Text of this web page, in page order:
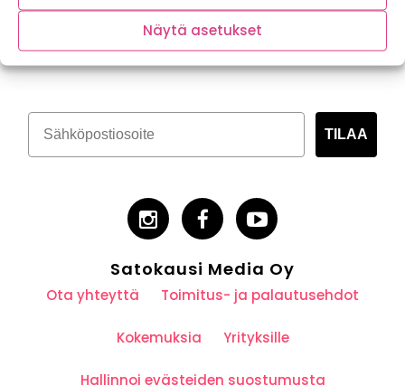
Näytä asetukset
Tilaa kasvispitoinen uutiskirje
TILAA
Satokausi Media Oy
Ota yhteyttä Toimitus- ja palautusehdot
Kokemuksia Yrityksille
Hallinnoi evästeiden suostumusta